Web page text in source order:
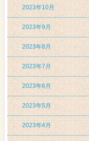
2023年10月
2023年9月
2023年8月
2023年7月
2023年6月
2023年5月
2023年4月